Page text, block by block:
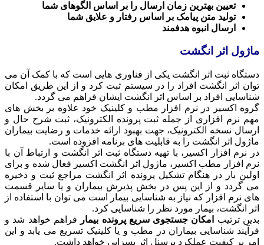
تعیین بهترین زمان ارسال را بر اساس الگوهای شما
تولید متن پیامک بر اساس رفتار و علایق شما
ارسال انبوه هدفمند
ماژول اثر انگشت
دستگاه ثبت اثر انگشت یکی از فناوری ‌هایی است که با کمک آن می
توان اثر انگشت افراد را در سیستم ثبت کرد و از این طریق امکان
شناسایی افراد بر اساس اثر انگشت ایشان فراهم می گردد.
گروه اکسیر در نرم افزار مطب و کلینیک خود علاوه بر بخش‌ های
مهم نرم افزاری از جمله ثبت پرونده الکترونیک، ثبت شرح حال و
ارسال نسخه الکترونیک، جهت بهبود ارائه خدمات و رضایت بیماران
ماژول اثر انگشت را به قابلیت های برنامه افزوده است.
در نرم افزار اکسیر، با تهیه دستگاه ثبت اثر انگشت و ارتباط آن با
نرم افزار مطب اکسیر، ماژول اثر انگشت اکسیر فعال شده و برای
اولین بار در هنگام تشکیل پرونده اثر انگشت مراجع ثبت و ذخیره
می گردد و از این پس در بخش پذیرش بیماران و یا سایر قسمت
های نرم افزار که نیاز به شناسایی بیمار است می توان با استفاده از
اثر انگشت، بیمار مورد نظر را شناسایی کرد.
بدین ترتیب
امکان جستجوی سریع پرونده بیمار
فراهم خواهد شد و
فرآیند شناسایی بیماران در مطب و یا کلینیک تسریع می یابد و این
امر بر کیفیت عملکرد پرسنل اثر بسزایی خواهد داشت.